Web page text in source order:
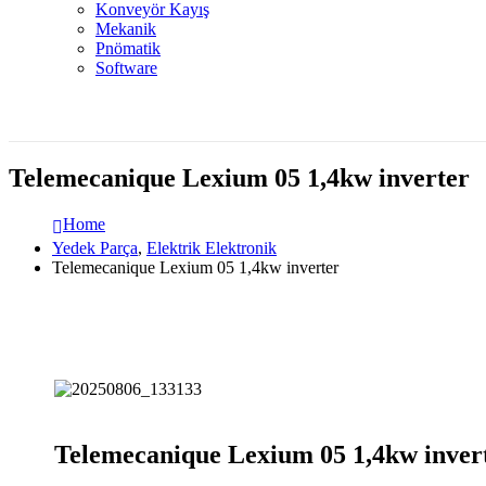
Konveyör Kayış
Mekanik
Pnömatik
Software
Telemecanique Lexium 05 1,4kw inverter
Home
Yedek Parça, Elektrik Elektronik
Telemecanique Lexium 05 1,4kw inverter
Telemecanique Lexium 05 1,4kw